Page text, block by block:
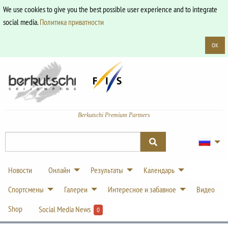
We use cookies to give you the best possible user experience and to integrate
social media.Политика приватности
OK
Berkutschi Premium Partners
Новости Онлайн Результаты
Календарь
Спортсмены
Галереи Интересное и забавное
Видео
Shop
Social Media News 0